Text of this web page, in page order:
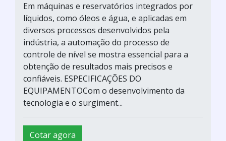
Em máquinas e reservatórios integrados por
líquidos, como óleos e água, e aplicadas em
diversos processos desenvolvidos pela
indústria, a automação do processo de
controle de nível se mostra essencial para a
obtenção de resultados mais precisos e
confiáveis. ESPECIFICAÇÕES DO
EQUIPAMENTOCom o desenvolvimento da
tecnologia e o surgiment...
Cotar agora